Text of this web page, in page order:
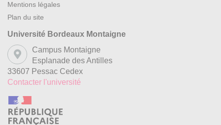
Mentions légales
Plan du site
Université Bordeaux Montaigne
Campus Montaigne
Esplanade des Antilles
33607 Pessac Cedex
Contacter l'université